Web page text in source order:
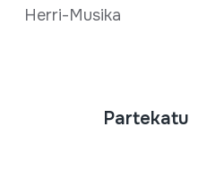
Herri-Musika
Partekatu